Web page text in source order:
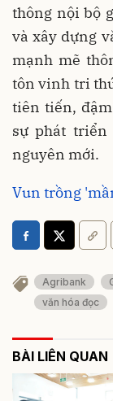
thông nội bộ
và xây dựng
mạnh mẽ
tôn vinh tri
tiên tiến,
sự phát triển
nguyên mới.
Vun trồng
Agribank
văn hóa đọc
BÀI LIÊN QUAN